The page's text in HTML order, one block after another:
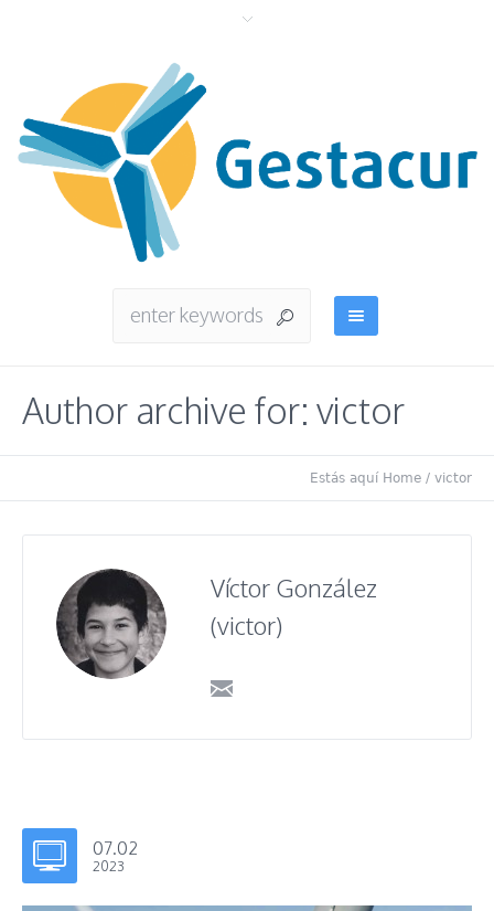
Author archive for: victor
Estás aquí Home / victor
Víctor González
(victor)
07.02
2023